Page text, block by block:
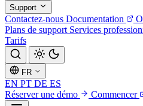
Support
Contactez-nous Documentation
Plans de support Services
Tarifs
FR
EN PT DE ES
Réserver une démo
Commencer